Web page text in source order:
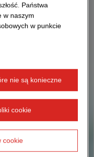
Państwa
w naszym
w punkcie
nie są konieczne
cookie
cookie